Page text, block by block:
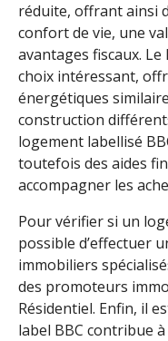
réduite, offrant ainsi
confort de vie, une
avantages fiscaux.
choix intéressant,
énergétiques
construction
logement labellisé
toutefois des aides
accompagner les
Pour vérifier si un
possible d’effectuer
immobiliers
des promoteurs
Résidentiel. Enfin, il
label BBC contribue